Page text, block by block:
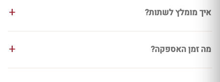
איך מומלץ לשתות?
מה זמן האספקה?